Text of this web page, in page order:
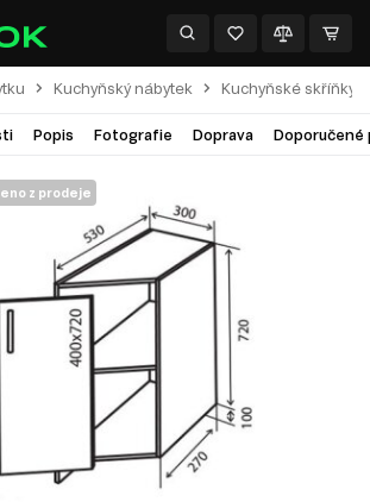
Kuchyňský nábytek Kuchyňské skříňky
Popis Fotografie Doprava Doporučené
z prodeje